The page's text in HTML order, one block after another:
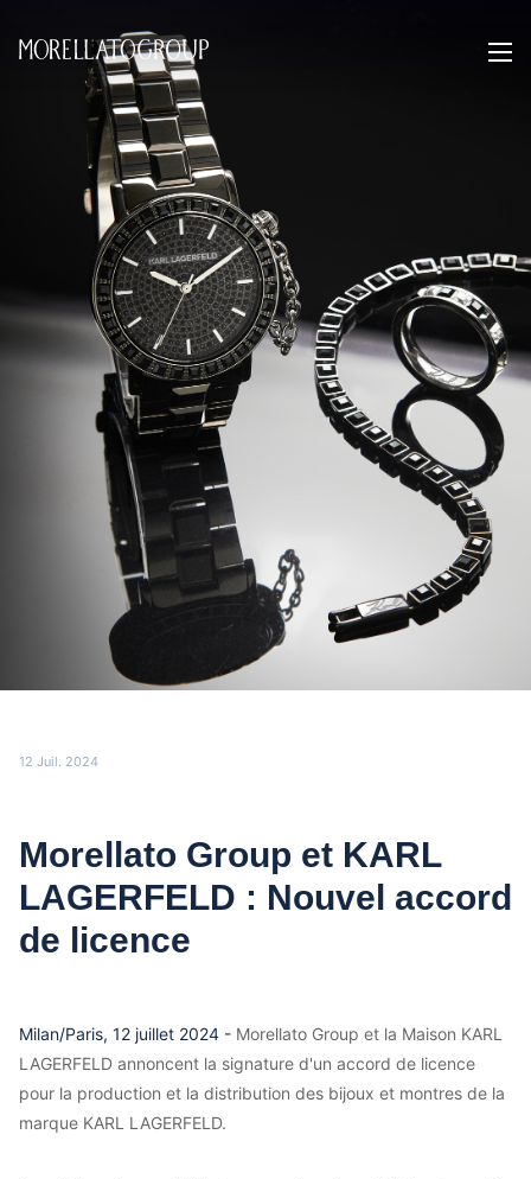
12 Juil. 2024
Morellato Group et KARL
LAGERFELD : Nouvel accord
de licence
Milan/Paris, 12 juillet 2024 - Morellato Group et la Maison KARL
LAGERFELD annoncent la signature d'un accord de licence
pour la production et la distribution des bijoux et montres de la
marque KARL LAGERFELD.